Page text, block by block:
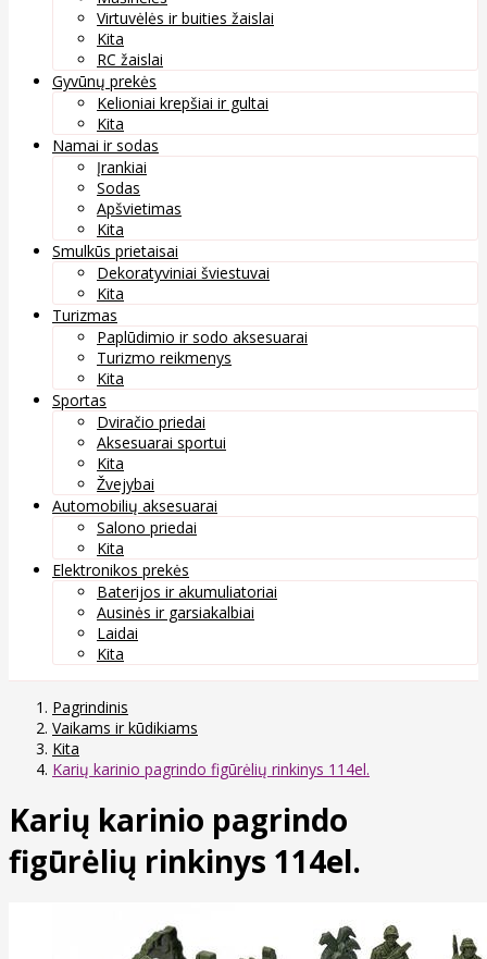
Virtuvėlės ir buities žaislai
Kita
RC žaislai
Gyvūnų prekės
Kelioniai krepšiai ir gultai
Kita
Namai ir sodas
Įrankiai
Sodas
Apšvietimas
Kita
Smulkūs prietaisai
Dekoratyviniai šviestuvai
Kita
Turizmas
Paplūdimio ir sodo aksesuarai
Turizmo reikmenys
Kita
Sportas
Dviračio priedai
Aksesuarai sportui
Kita
Žvejybai
Automobilių aksesuarai
Salono priedai
Kita
Elektronikos prekės
Baterijos ir akumuliatoriai
Ausinės ir garsiakalbiai
Laidai
Kita
Pagrindinis
Vaikams ir kūdikiams
Kita
Karių karinio pagrindo figūrėlių rinkinys 114el.
Karių karinio pagrindo
figūrėlių rinkinys 114el.